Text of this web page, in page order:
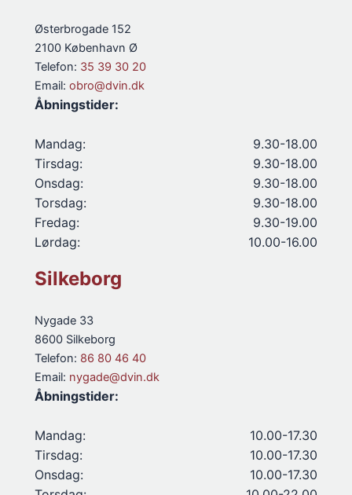
Østerbrogade 152
2100 København Ø
Telefon: 35 39 30 20
Email: obro@dvin.dk
Åbningstider:
Mandag:
9.30-18.00
Tirsdag:
9.30-18.00
Onsdag:
9.30-18.00
Torsdag:
9.30-18.00
Fredag:
9.30-19.00
Lørdag:
10.00-16.00
Silkeborg
Nygade 33
8600 Silkeborg
Telefon: 86 80 46 40
Email: nygade@dvin.dk
Åbningstider:
Mandag:
10.00-17.30
Tirsdag:
10.00-17.30
Onsdag:
10.00-17.30